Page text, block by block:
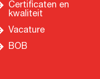
Certificaten en
kwaliteit
Vacature
BOB